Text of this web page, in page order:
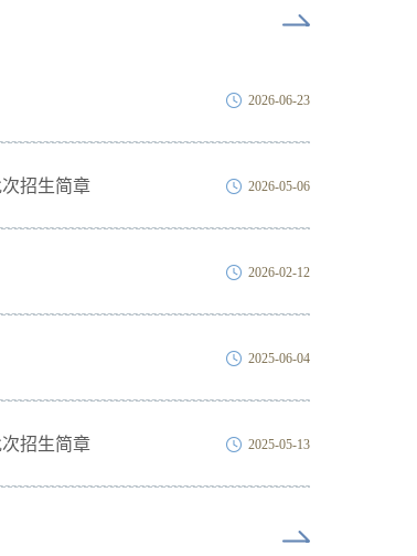
2026-06-23
2026-05-06
招生简章
2026-02-12
2025-06-04
2025-05-13
招生简章